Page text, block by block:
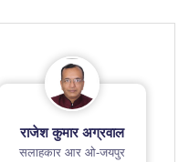
राजेश कुमार अग्रवाल
सलाहकार आर ओ-जयपुर